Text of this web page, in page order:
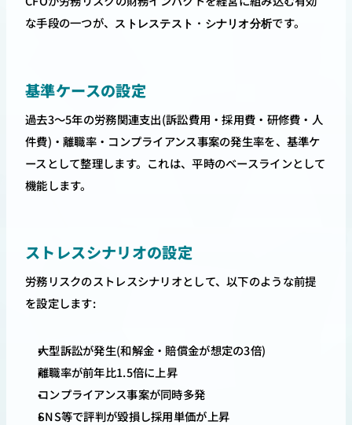
な手段の一つが、
ストレステスト・シナリオ分析です。
基準ケースの設定
過去3〜5年の労務関連支出(訴訟費用・採用費・研修費・人
件費)・離職率・コンプライアンス事案の発生率を、基準ケ
ースとして整理します。これは、平時のベースラインとして
機能します。
ストレスシナリオの設定
労務リスクのストレスシナリオとして、以下のような前提
を設定します:
大型訴訟が発生(和解金・賠償金が想定の3倍)
離職率が前年比1.5倍に上昇
コンプライアンス事案が同時多発
SNS等で評判が毀損し採用単価が上昇